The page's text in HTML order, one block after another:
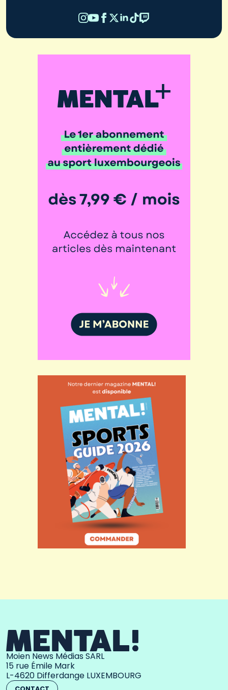
Moien News Médias SARL
15 rue Émile Mark
L-4620 Differdange LUXEMBOURG